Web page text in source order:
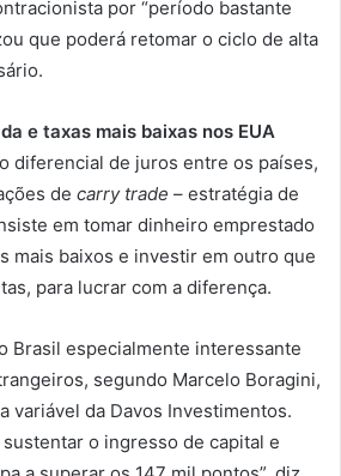
por “período bastante
que poderá retomar o ciclo de alta
e taxas mais baixas nos EUA
diferencial de juros entre os países,
de carry trade – estratégia de
em tomar dinheiro emprestado
mais baixos e investir em outro que
para lucrar com a diferença.
Brasil especialmente interessante
segundo Marcelo Boragini,
variável da Davos Investimentos.
o ingresso de capital e